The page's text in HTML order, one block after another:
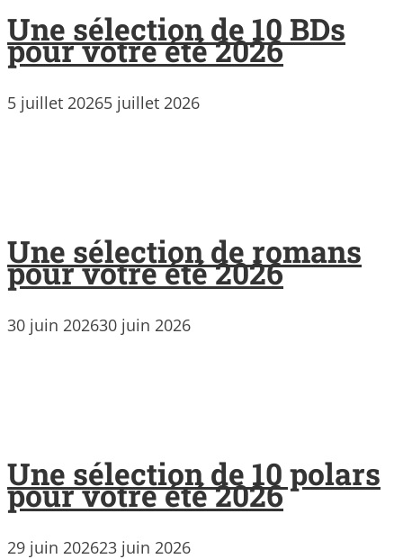
Une sélection de 10 BDs
pour votre été 2026
5 juillet 20265 juillet 2026
Une sélection de romans
pour votre été 2026
30 juin 202630 juin 2026
Une sélection de 10 polars
pour votre été 2026
29 juin 202623 juin 2026